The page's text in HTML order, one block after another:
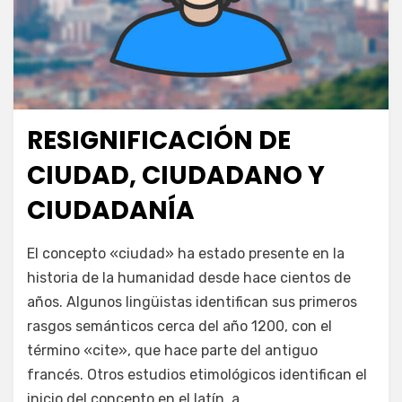
Publicada
el
julio 8, 2024
Escuela de las TIC
RESIGNIFICACIÓN DE
CIUDAD, CIUDADANO Y
CIUDADANÍA
juancadotcom
Deja un comentario
en
de
ciudad,
ciudadano
y
El concepto «ciudad» ha estado presente en la
historia de la humanidad desde hace cientos de
años. Algunos lingüistas identifican sus primeros
rasgos semánticos cerca del año 1200, con el
término «cite», que hace parte del antiguo
francés. Otros estudios etimológicos identifican el